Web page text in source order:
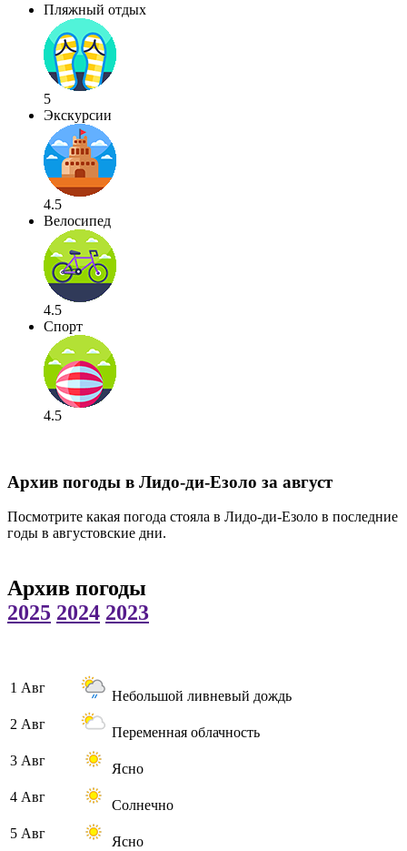
Пляжный отдых
5
Экскурсии
4.5
Велосипед
4.5
Спорт
4.5
Архив погоды в Лидо-ди-Езоло за август
Посмотрите какая погода стояла в Лидо-ди-Езоло в последние
годы в августовские дни.
Архив погоды
2025 2024 2023
1 Авг
Небольшой ливневый дождь
2 Авг
Переменная облачность
3 Авг
Ясно
4 Авг
Солнечно
5 Авг
Ясно